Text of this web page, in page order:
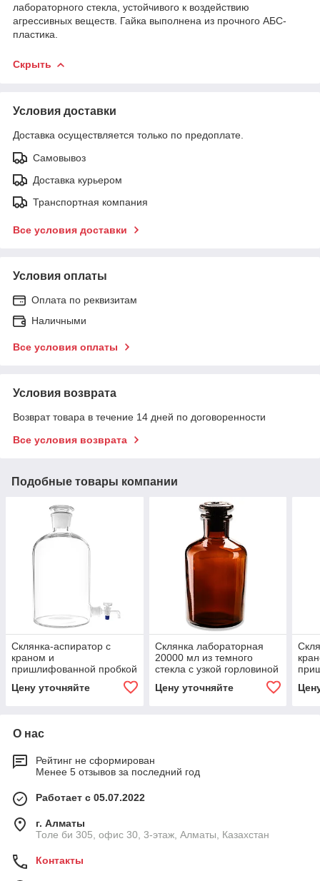
лабораторного стекла, устойчивого к воздействию
агрессивных веществ. Гайка выполнена из прочного АБС-
пластика.
Скрыть
Условия доставки
Доставка осуществляется только по предоплате.
Самовывоз
Доставка курьером
Транспортная компания
Все условия доставки
Условия оплаты
Оплата по реквизитам
Наличными
Все условия оплаты
Условия возврата
Возврат товара в течение 14 дней по договоренности
Все условия возврата
Подобные товары компании
Склянка-аспиратор с
краном и
пришлифованной пробкой
Вульфа)
Цену уточняйте
Склянка лабораторная
20000 мл из темного
стекла с узкой горловиной
Цену уточняйте
О нас
Рейтинг не сформирован
Менее 5 отзывов за последний год
Работает с 05.07.2022
г. Алматы
Толе би 305, офис 30, 3-этаж, Алматы, Казахстан
Контакты